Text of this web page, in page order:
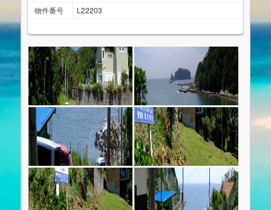
物件番号 L22203